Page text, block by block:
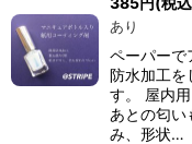
あり
ペーパーで
防水加工を
す。 屋内
あとの匂い
み、形状…